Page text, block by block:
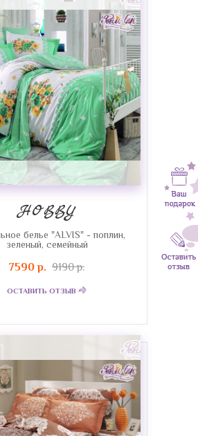
HOBBY
белье "ALVIS" - поплин,
зеленый, семейный
7590 р. 9190 р.
ОСТАВИТЬ ОТЗЫВ